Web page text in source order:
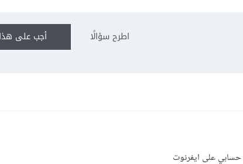
أجب على اطرح سؤالًا
على ايفرنوت